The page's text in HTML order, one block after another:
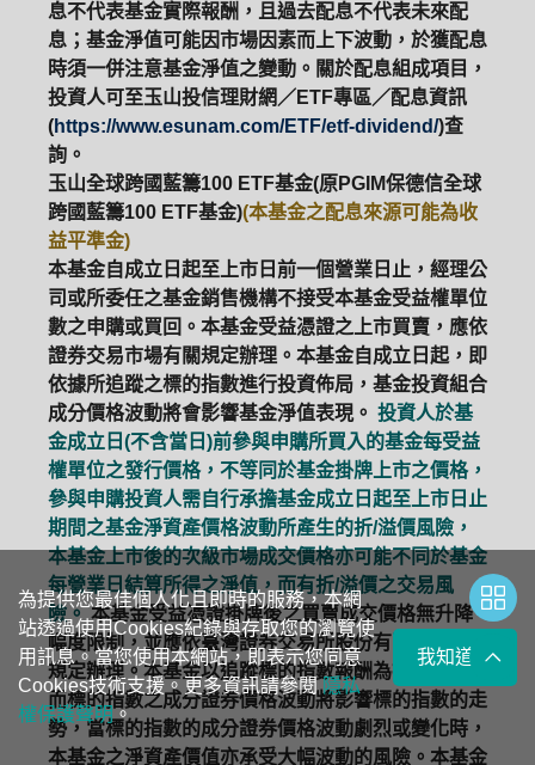
息不代表基金實際報酬，且過去配息不代表未來配
息；基金淨值可能因市場因素而上下波動，於獲配息
時須一併注意基金淨值之變動。關於配息組成項目，
投資人可至玉山投信理財網／ETF專區／配息資訊
(https://www.esunam.com/ETF/etf-dividend/)查
詢。
玉山全球跨國藍籌100 ETF基金(原PGIM保德信全球
跨國藍籌100 ETF基金)(本基金之配息來源可能為收
益平準金)
本基金自成立日起至上市日前一個營業日止，經理公
司或所委任之基金銷售機構不接受本基金受益權單位
數之申購或買回。本基金受益憑證之上市買賣，應依
證券交易市場有關規定辦理。本基金自成立日起，即
依據所追蹤之標的指數進行投資佈局，基金投資組合
成分價格波動將會影響基金淨值表現。 投資人於基
金成立日(不含當日)前參與申購所買入的基金每受益
權單位之發行價格，不等同於基金掛牌上市之價格，
參與申購投資人需自行承擔基金成立日起至上市日止
期間之基金淨資產價格波動所產生的折/溢價風險，
本基金上市後的次級市場成交價格亦可能不同於基金
每營業日結算所得之淨值，而有折/溢價之交易風
險。本基金受益憑證掛牌後之買賣成交價格無升降
幅度限制，並應依臺灣證券交易所股份有限公司有關
規定辦理。本基金以追蹤標的指數報酬為操作目標，
而標的指數之成分證券價格波動將影響標的指數的走
勢，當標的指數的成分證券價格波動劇烈或變化時，
本基金之淨資產價值亦承受大幅波動的風險。本基金
為提供您最佳個人化且即時的服務，本網
站透過使用Cookies紀錄與存取您的瀏覽使
用訊息。當您使用本網站，即表示您同意
Cookies技術支援。更多資訊請參閱隱私
權保護聲明。
我知道了